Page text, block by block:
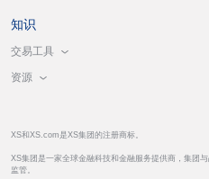
知识
交易工具
资源
XS和XS.com是XS集团的注册商标。
XS集团是一家全球金融科技和金融服务提供商，集团
监管。